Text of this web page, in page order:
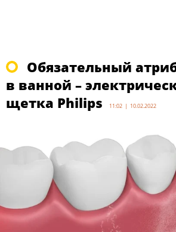
Обязательный
в ванной –
щетка Philips
11:02 | 10.02.2022